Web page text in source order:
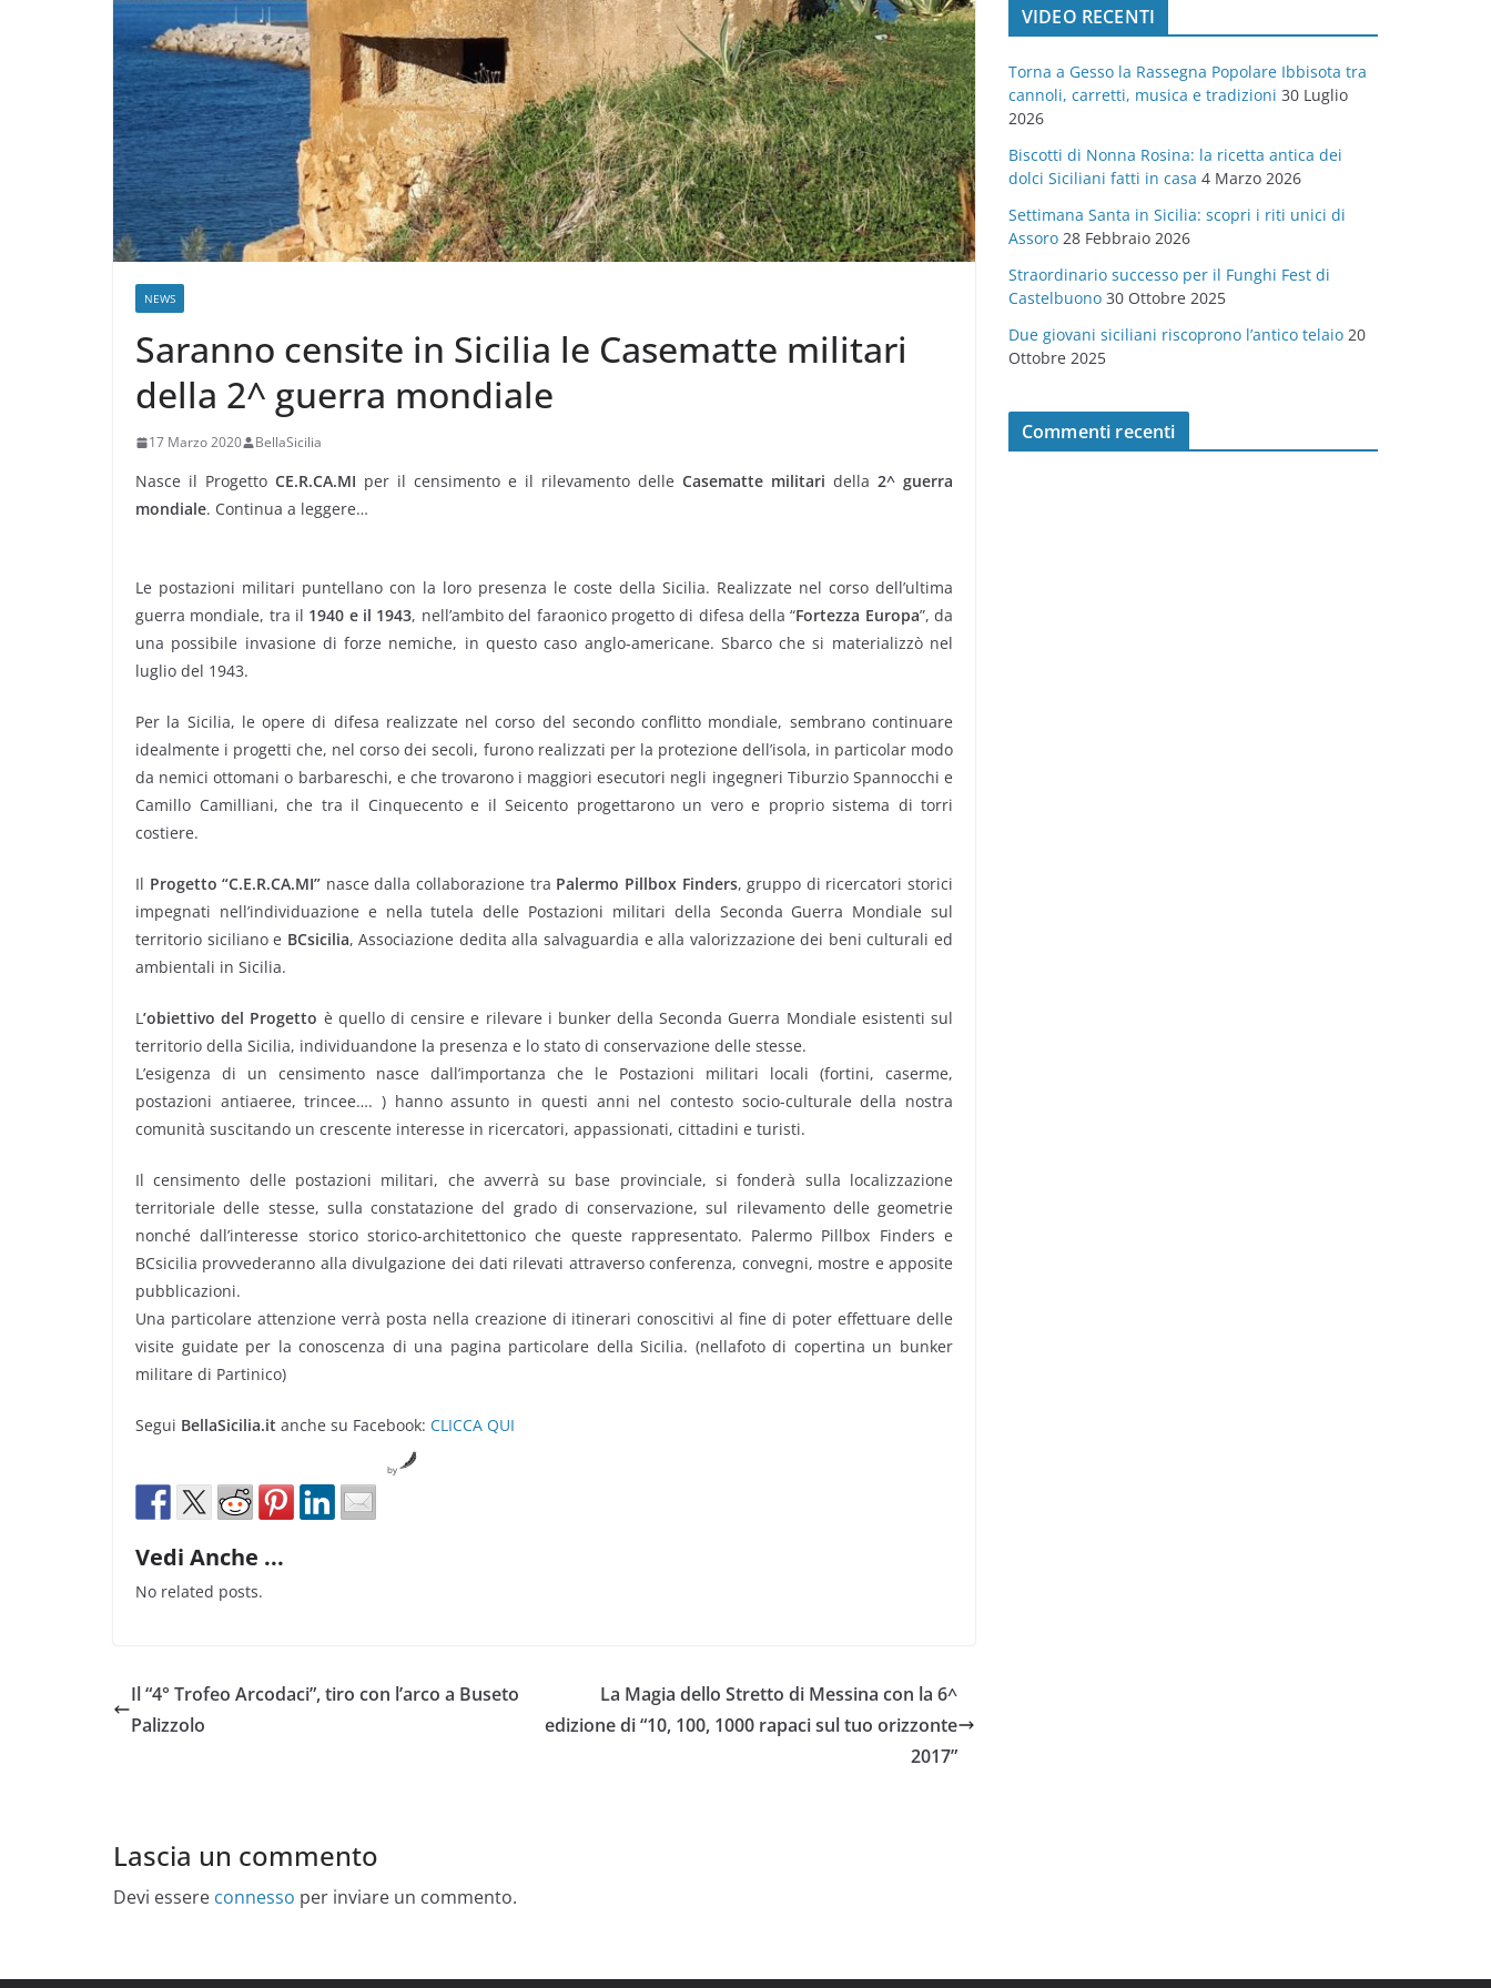
NEWS
Saranno censite in Sicilia le Casematte militari
della 2^ guerra mondiale
17 Marzo 2020 BellaSicilia
Nasce il Progetto CE.R.CA.MI per il censimento e il rilevamento delle Casematte militari della 2^ guerra
mondiale. Continua a leggere…
Le postazioni militari puntellano con la loro presenza le coste della Sicilia. Realizzate nel corso dell’ultima
guerra mondiale, tra il 1940 e il 1943, nell’ambito del faraonico progetto di difesa della “Fortezza Europa”, da
una possibile invasione di forze nemiche, in questo caso anglo-americane. Sbarco che si materializzò nel
luglio del 1943.
Per la Sicilia, le opere di difesa realizzate nel corso del secondo conflitto mondiale, sembrano continuare
idealmente i progetti che, nel corso dei secoli, furono realizzati per la protezione dell’isola, in particolar modo
da nemici ottomani o barbareschi, e che trovarono i maggiori esecutori negli ingegneri Tiburzio Spannocchi e
Camillo Camilliani, che tra il Cinquecento e il Seicento progettarono un vero e proprio sistema di torri
costiere.
Il Progetto “C.E.R.CA.MI” nasce dalla collaborazione tra Palermo Pillbox Finders, gruppo di ricercatori storici
impegnati nell’individuazione e nella tutela delle Postazioni militari della Seconda Guerra Mondiale sul
territorio siciliano e BCsicilia, Associazione dedita alla salvaguardia e alla valorizzazione dei beni culturali ed
ambientali in Sicilia.
L’obiettivo del Progetto è quello di censire e rilevare i bunker della Seconda Guerra Mondiale esistenti sul
territorio della Sicilia, individuandone la presenza e lo stato di conservazione delle stesse.
L’esigenza di un censimento nasce dall’importanza che le Postazioni militari locali (fortini, caserme,
postazioni antiaeree, trincee…. ) hanno assunto in questi anni nel contesto socio-culturale della nostra
comunità suscitando un crescente interesse in ricercatori, appassionati, cittadini e turisti.
Il censimento delle postazioni militari, che avverrà su base provinciale, si fonderà sulla localizzazione
territoriale delle stesse, sulla constatazione del grado di conservazione, sul rilevamento delle geometrie
nonché dall’interesse storico storico-architettonico che queste rappresentato. Palermo Pillbox Finders e
BCsicilia provvederanno alla divulgazione dei dati rilevati attraverso conferenza, convegni, mostre e apposite
pubblicazioni.
Una particolare attenzione verrà posta nella creazione di itinerari conoscitivi al fine di poter effettuare delle
visite guidate per la conoscenza di una pagina particolare della Sicilia. (nellafoto di copertina un bunker
militare di Partinico)
Segui BellaSicilia.it anche su Facebook: CLICCA QUI
by
Vedi Anche ...
No related posts.
Il “4° Trofeo Arcodaci”, tiro con l’arco a Buseto
Palizzolo
La Magia dello Stretto di Messina con la 6^
edizione di “10, 100, 1000 rapaci sul tuo orizzonte
2017”
Lascia un commento
Devi essere connesso per inviare un commento.
o
r
e
VIDEO RECENTI
Torna a Gesso la Rassegna Popolare Ibbisota tra
cannoli, carretti, musica e tradizioni 30 Luglio
2026
Biscotti di Nonna Rosina: la ricetta antica dei
dolci Siciliani fatti in casa 4 Marzo 2026
Settimana Santa in Sicilia: scopri i riti unici di
Assoro 28 Febbraio 2026
Straordinario successo per il Funghi Fest di
Castelbuono 30 Ottobre 2025
Due giovani siciliani riscoprono l’antico telaio 20
Ottobre 2025
Commenti recenti